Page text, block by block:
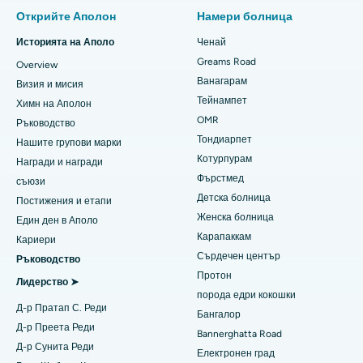
Намерете зъболекар
Намерете педиатрична
Намерете дерматолог
Намерете уролог
Намерете диабетолог
Най-добрата болница на PH Road, Ченай
Най-добрият сърдечен център в Thousand Lights, Ченай
Най-добрата болница в Джубили Хилс, Хайдерабад
Най-добрата болница в Тондиарпет, Ченай
Най-добрата болница в Котурпурам, Ченай
Най-добрата болница в Kovai Road, Karur
Най-добрата болница в Карапаккам, Ченай
Най-добрата болница в Арилова, Визаг
Най-добрата болница на Канпур Роуд, Лакнау
Най-добрата болница в Сектор-26, Нойда
Бърза смяна на колянна става в детска градина
Гантектомия на ръкава
Лазикова хирургия
Ринопластиката
Липосукция
Коронарна ангиограма
Подмяна на транскатетърния аортен клапан
Ремонт на клапани MitraClip
Минимално инвазивна сърдечна хирургия
Катетърна аблация
Хирургия за възстановяване на ACL
Открийте Аполон
Историята на Аполо
Overview
Визия и мисия
Химн на Аполон
Ръководство
Нашите групови марки
Награди и награди
съюзи
Постижения и етапи
Един ден в Аполо
Кариери
Ръководство
Лидерство ➤
Д-р Пратап С. Реди
Д-р Преета Реди
Д-р Сунита Реди
Намери болница
Ченай
Greams Road
Ванагарам
Тейнампет
OMR
Тондиарпет
Котурпурам
Фърстмед
Детска болница
Женска болница
Карапаккам
Сърдечен център
Протон
порода едри кокошки
Бангалор
Bannerghatta Road
Електронен град